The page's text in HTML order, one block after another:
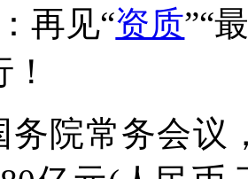
再见“资质”“
务院常务会议